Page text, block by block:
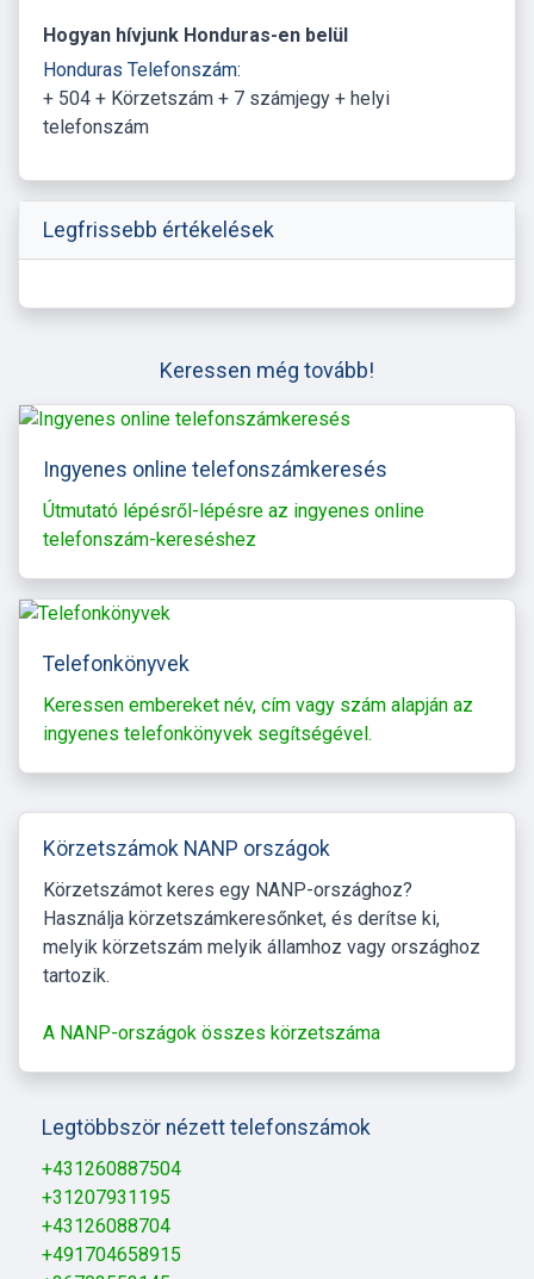
Hogyan hívjunk Honduras-en belül
Honduras Telefonszám:
+ 504 + Körzetszám + 7 számjegy + helyi
telefonszám
Legfrissebb értékelések
Keressen még tovább!
Ingyenes online telefonszámkeresés
Útmutató lépésről-lépésre az ingyenes online
telefonszám-kereséshez
Telefonkönyvek
Keressen embereket név, cím vagy szám alapján az
ingyenes telefonkönyvek segítségével.
Körzetszámok NANP országok
Körzetszámot keres egy NANP-országhoz?
Használja körzetszámkeresőnket, és derítse ki,
melyik körzetszám melyik államhoz vagy országhoz
tartozik.
A NANP-országok összes körzetszáma
Legtöbbször nézett telefonszámok
+431260887504
+31207931195
+43126088704
+491704658915